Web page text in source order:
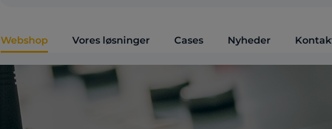
Webshop Vores løsninger Cases Nyheder